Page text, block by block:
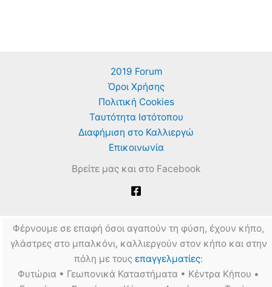
2019 Forum
Όροι Χρήσης
Πολιτική Cookies
Ταυτότητα Ιστότοπου
Διαφήμιση στο Καλλιεργώ
Επικοινωνία
Βρείτε μας και στο Facebook
Φέρνουμε σε επαφή όσοι αγαπούν τη φύση, έχουν κήπο,
γλάστρες στο μπαλκόνι, καλλιεργούν στον κήπο και στην
πόλη με τους επαγγελματίες:
Φυτώρια • Γεωπονικά Καταστήματα • Κέντρα Κήπου •